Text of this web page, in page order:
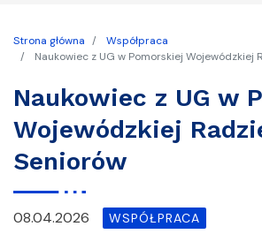
Strona główna
Współpraca
Naukowiec z UG w Pomorskiej Wojewódzkiej
Naukowiec z UG w
Wojewódzkiej
Seniorów
08.04.2026 WSPÓŁPRACA